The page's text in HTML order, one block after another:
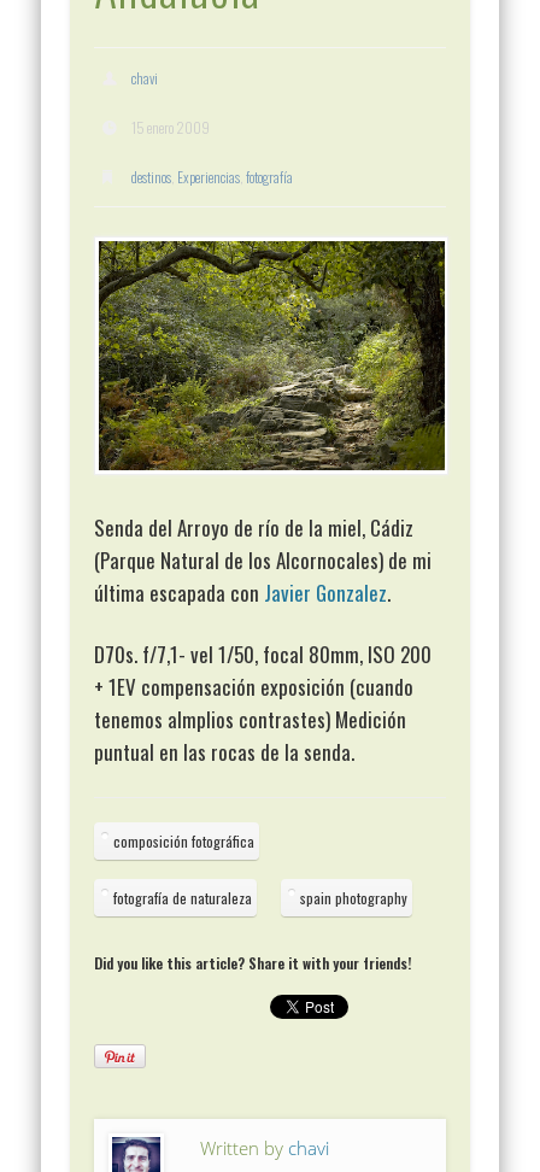
chavi
15 enero 2009
destinos Experiencias ,fotografía
Senda del Arroyo de río de la miel, Cádiz
(Parque Natural de los Alcornocales) de mi
última escapada con Javier Gonzalez.
D70s. f/7,1- vel 1/50, focal 80mm, ISO 200
+ 1EV compensación exposición (cuando
tenemos almplios contrastes) Medición
puntual en las rocas de la senda.
composición fotográfica
fotografía de naturaleza spain photography
Did you like this article? Share it with your friends!
Written by chavi